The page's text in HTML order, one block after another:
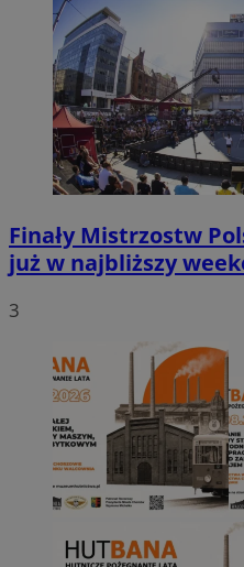
Finały Mistrzostw
już w najbliższy
3